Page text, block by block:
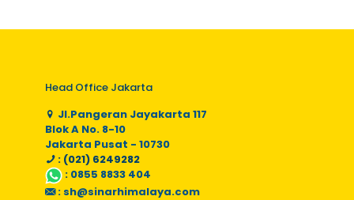
Head Office Jakarta
Jl.Pangeran Jayakarta 117
Blok A No. 8-10
Jakarta Pusat - 10730
: (021) 6249282
: 0855 8833 404
: sh@sinarhimalaya.com